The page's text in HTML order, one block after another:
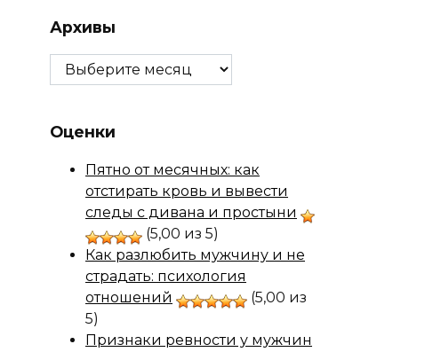
Архивы
Архивы
Оценки
Пятно от месячных: как
отстирать кровь и вывести
следы с дивана и простыни
(5,00 из 5)
Как разлюбить мужчину и не
страдать: психология
отношений
(5,00 из
5)
Признаки ревности у мужчин